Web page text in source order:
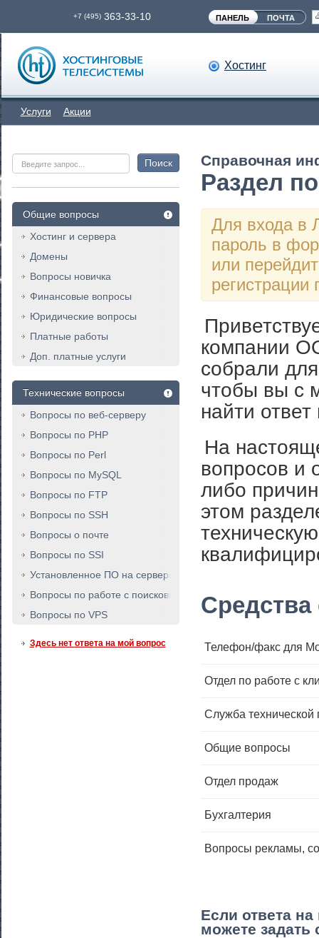
+7 (495) 363-33-10 ПАНЕЛЬ ПОЧТА
Хостинг
Услуги Акции
Общие вопросы
Хостинг и сервера
Домены
Вопросы новичка
Финансовые вопросы
Юридические вопросы
Платные работы
Доп. платные услуги
Технические вопросы
Вопросы по веб-серверу
Вопросы по PHP
Вопросы по Perl
Вопросы по MySQL
Вопросы по FTP
Вопросы по SSH
Вопросы о почте
Вопросы по SSI
Установленное ПО на серверах
Вопросы по работе с поисковыми роботами
Вопросы по VPS
Здесь нет ответа на мой вопрос
Справочная
Раздел
Для входа в
пароль в
или
регистрации
компании
собрали
чтобы вы с
найти
На
вопросов и
либо
этом
Средства
Телефон/факс для
Отдел по работе с
Служба технической
Общие вопросы
Отдел продаж
Бухгалтерия
Вопросы рекламы,
Если ответа
можете задать